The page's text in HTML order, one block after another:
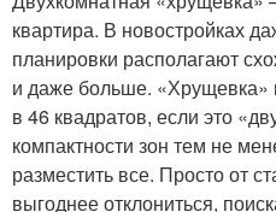
квартира. В новостройках
планировки располагают
и даже больше. «Хрущевка»
в 46 квадратов, если это
компактности зон тем не
разместить все. Просто от
выгоднее отклониться,